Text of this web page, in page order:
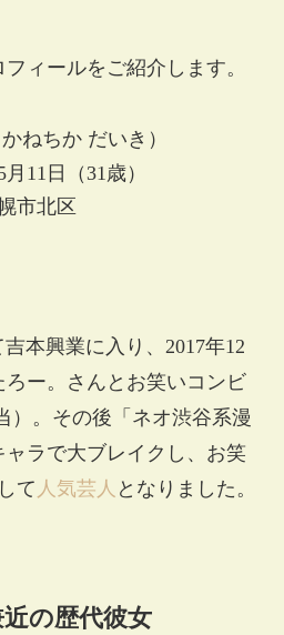
ィールをご紹介します。
ねちか だいき）
11日（31歳）
市北区
本興業に入り、2017年12
ろー。さんとお笑いコンビ
）。その後「ネオ渋谷系漫
ラで大ブレイクし、お笑
て 人気芸人 となりました。
の歴代彼女